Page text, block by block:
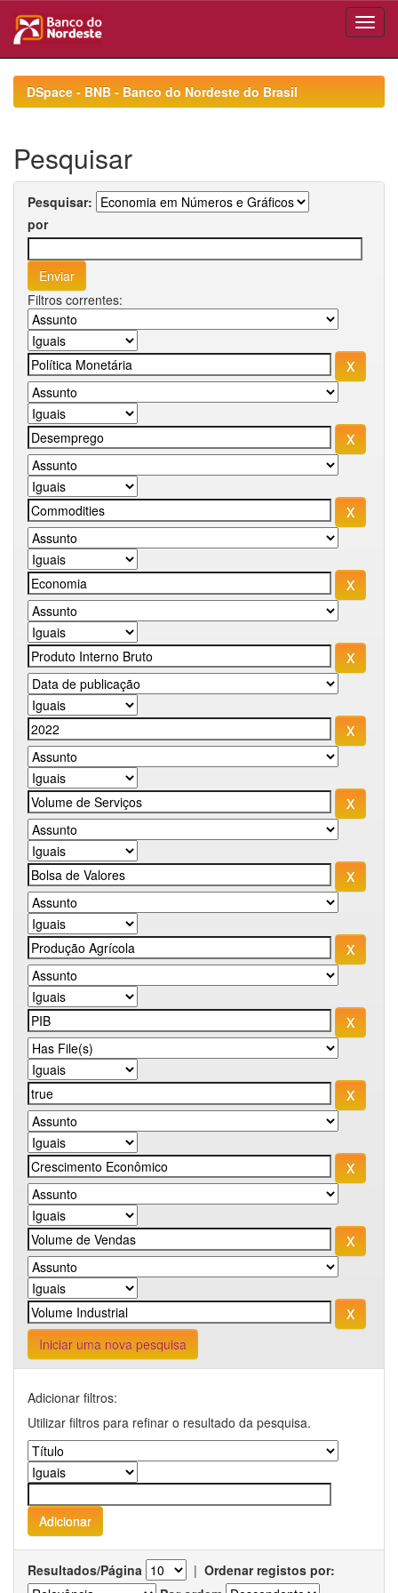
navigationDSpace - BNB - Banco do Nordeste do Brasil
Pesquisar
Pesquisar:
por
Filtros correntes:
Iniciar uma nova pesquisa
Adicionar filtros:
Utilizar filtros para refinar o resultado da pesquisa.
Resultados/Página | Ordenar registos por: